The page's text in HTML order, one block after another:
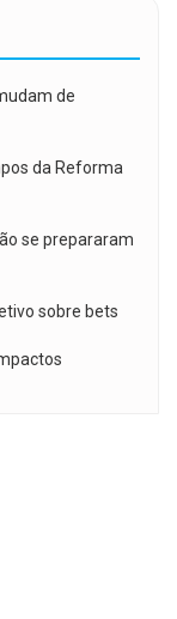
de
da Reforma
se prepararam
sobre bets